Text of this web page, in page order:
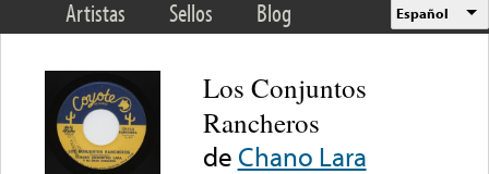
Artistas
Sellos Blog Español
Los Conjuntos
Rancheros
de Chano Lara